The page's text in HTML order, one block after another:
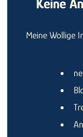
Meine Wollige